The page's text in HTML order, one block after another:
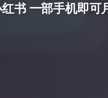
书 一部手机即可